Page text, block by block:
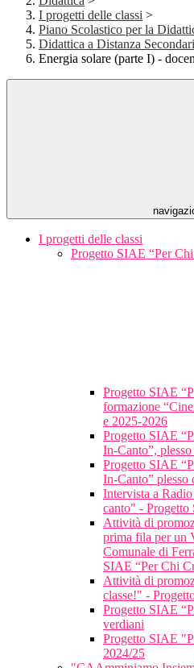
I progetti delle classi >
Piano Scolastico per la
Didattica a Distanza
Energia solare (parte I) -
I progetti delle classi
Progetto SIAE “Per
Progetto SIAE
formazione
e 2025-2026
Progetto SIAE
In-Canto”,
Progetto SIAE
In-Canto” plesso
Intervista a
canto" -
Attività di
prima fila per un
Comunale di
SIAE “Per Chi
Attività di
classe!" -
Progetto SIAE
verdiani
Progetto SIAE
2024/25